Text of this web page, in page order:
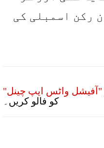
رکن اسمبلی کی
"آفیشل واٹس ایپ چینل"
کو فالو کریں۔